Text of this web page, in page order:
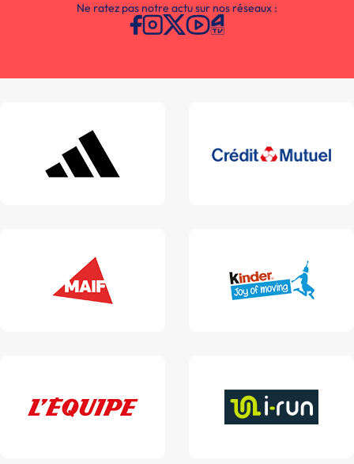
Ne ratez pas notre actu sur nos réseaux :